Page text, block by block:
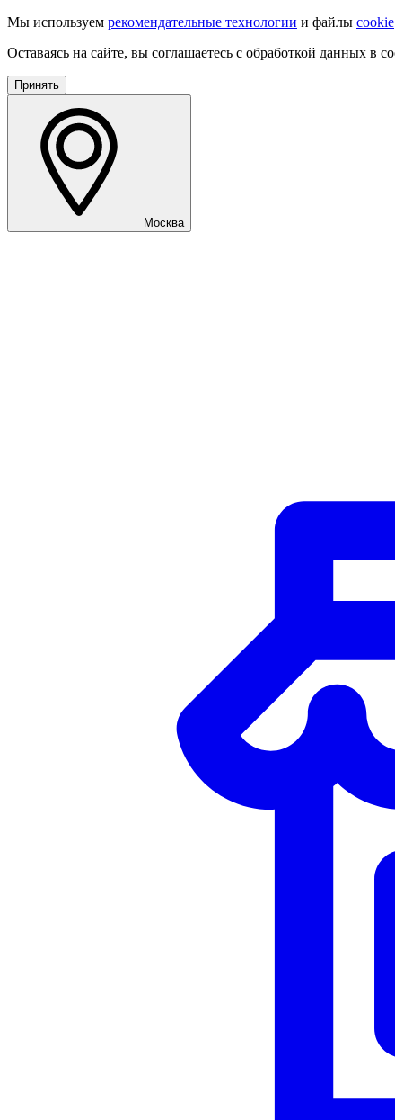
Мы используем рекомендательные технологии и файлы cookie
Оставаясь на сайте, вы соглашаетесь с обработкой данных в
Принять
Москва